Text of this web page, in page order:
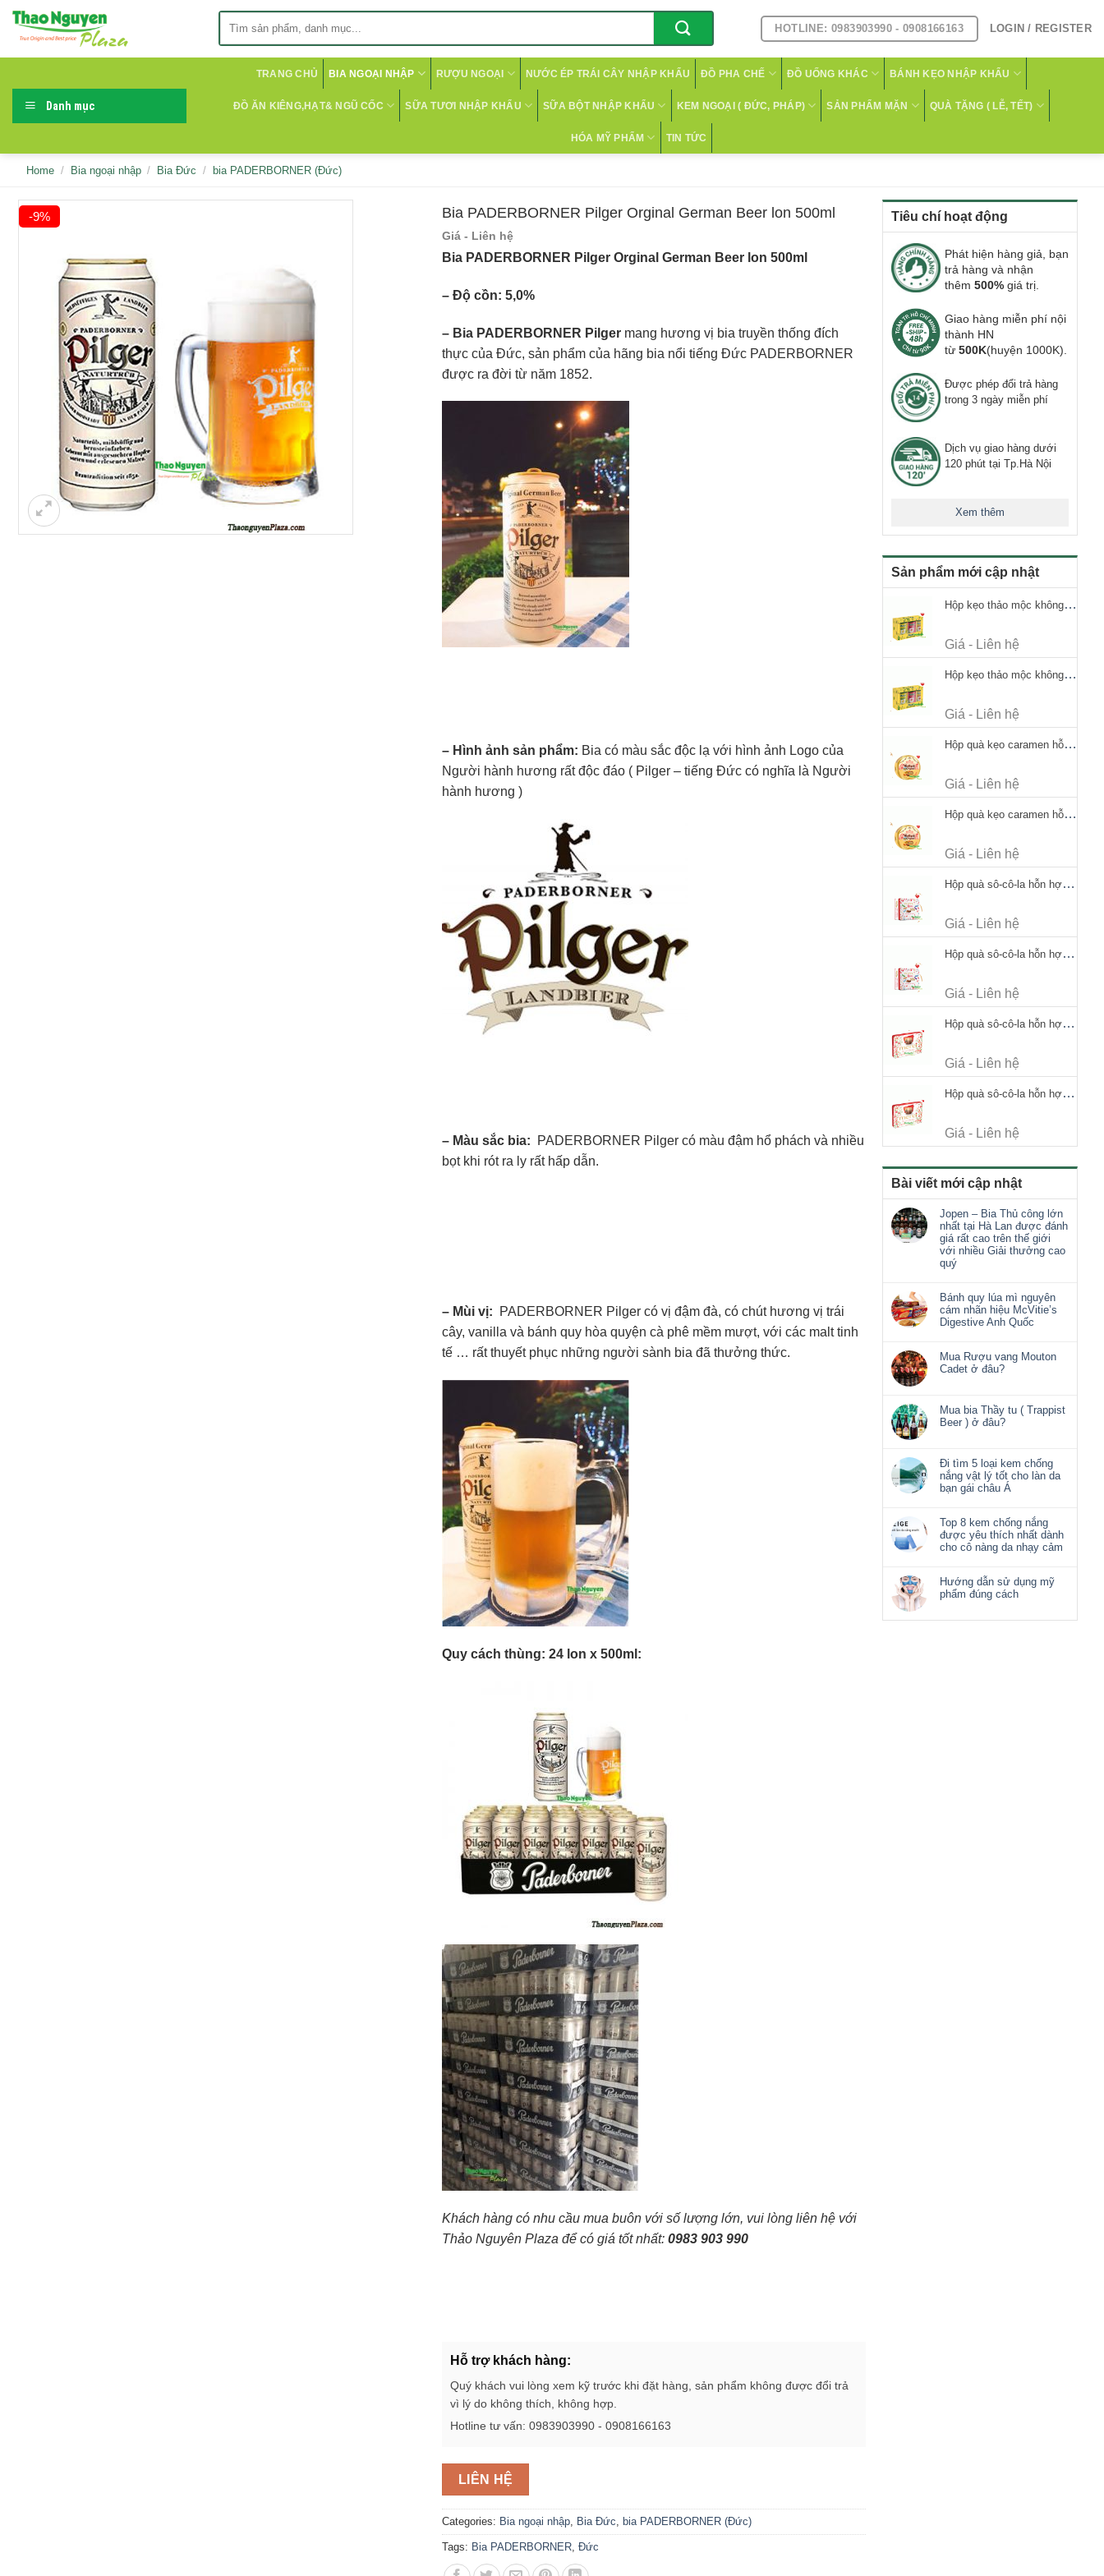
Skip
HOTLINE: 0983903990 - 0908166163 LOGIN / REGISTER
Danh mục
TRANG CHỦ BIA NGOẠI NHẬP RƯỢU NGOẠI NƯỚC ÉP TRÁI CÂY NHẬP KHẨU ĐỒ PHA CHẾ ĐỒ UỐNG KHÁC BÁNH KẸO NHẬP KHẨU
ĐỒ ĂN KIÊNG,HẠT& NGŨ CỐC SỮA TƯƠI NHẬP KHẨU SỮA BỘT NHẬP KHẨU KEM NGOẠI ( ĐỨC, PHÁP) SẢN PHẨM MẶN QUÀ TẶNG ( LỄ, TẾT)
HÓA MỸ PHẨM TIN TỨC
Home / Bia ngoại nhập / Bia Đức / bia PADERBORNER (Đức)
Tiêu chí hoạt động
Phát hiện hàng giả, bạn
trả hàng và nhận
thêm 500% giá trị.
Giao hàng miễn phí nội
thành HN
từ 500K(huyện 1000K).
Được phép đổi trả hàng
trong 3 ngày miễn phí
Dịch vụ giao hàng dưới
120 phút tại Tp.Hà Nội
Xem thêm
Sản phẩm mới cập nhật
Hộp kẹo thảo mộc không đường Ricola Signature 112.5g
Giá - Liên hệ
Hộp kẹo thảo mộc không đường Ricola Signature 112.5g
Giá - Liên hệ
Hộp quà kẹo caramen hỗn hợp Werther's Original Caramel Candy 170g
Giá - Liên hệ
Hộp quà kẹo caramen hỗn hợp Werther's Original Caramel Candy 170g
Giá - Liên hệ
Hộp quà sô-cô-la hỗn hợp Merci Petits Chocolate Collection 125g thiếc
Giá - Liên hệ
Hộp quà sô-cô-la hỗn hợp Merci Petits Chocolate Collection 125g thiếc
Giá - Liên hệ
Hộp quà sô-cô-la hỗn hợp Merci Finest Selection 250g thiếc
Giá - Liên hệ
Hộp quà sô-cô-la hỗn hợp Merci Finest Selection 250g thiếc
Giá - Liên hệ
Bài viết mới cập nhật
Jopen – Bia Thủ công lớn
nhất tại Hà Lan được đánh
giá rất cao trên thế giới
với nhiều Giải thưởng cao
quý
Bánh quy lúa mì nguyên
cám nhãn hiệu McVitie’s
Digestive Anh Quốc
Mua Rượu vang Mouton
Cadet ở đâu?
Mua bia Thầy tu ( Trappist
Beer ) ở đâu?
Đi tìm 5 loại kem chống
nắng vật lý tốt cho làn da
bạn gái châu Á
Top 8 kem chống nắng
được yêu thích nhất dành
cho cô nàng da nhạy cảm
Hướng dẫn sử dụng mỹ
phẩm đúng cách
-9% Bia PADERBORNER Pilger Orginal German Beer lon 500ml
Giá - Liên hệ
Bia PADERBORNER Pilger Orginal German Beer lon 500ml
– Độ cồn: 5,0%
– Bia PADERBORNER Pilger mang hương vị bia truyền thống đích
thực của Đức, sản phẩm của hãng bia nổi tiếng Đức PADERBORNER
được ra đời từ năm 1852.
– Hình ảnh sản phẩm: Bia có màu sắc độc lạ với hình ảnh Logo của
Người hành hương rất độc đáo ( Pilger – tiếng Đức có nghĩa là Người
hành hương )
– Màu sắc bia: PADERBORNER Pilger có màu đậm hổ phách và nhiều
bọt khi rót ra ly rất hấp dẫn.
– Mùi vị:
PADERBORNER Pilger có vị đậm đà, có chút hương vị trái
cây, vanilla và bánh quy hòa quyện cà phê mềm mượt, với các malt tinh
tế … rất thuyết phục những người sành bia đã thưởng thức.
Quy cách thùng: 24 lon x 500ml:
Khách hàng có nhu cầu mua buôn với số lượng lớn, vui lòng liên hệ với
Thảo Nguyên Plaza để có giá tốt nhất: 0983 903 990
Hỗ trợ khách hàng:
Quý khách vui lòng xem kỹ trước khi đặt hàng, sản phẩm không được đổi trả
vì lý do không thích, không hợp.
Hotline tư vấn: 0983903990 - 0908166163
LIÊN HỆ
Categories: Bia ngoại nhập Bia Đức bia PADERBORNER (Đức)
Tags: Bia PADERBORNER Đức